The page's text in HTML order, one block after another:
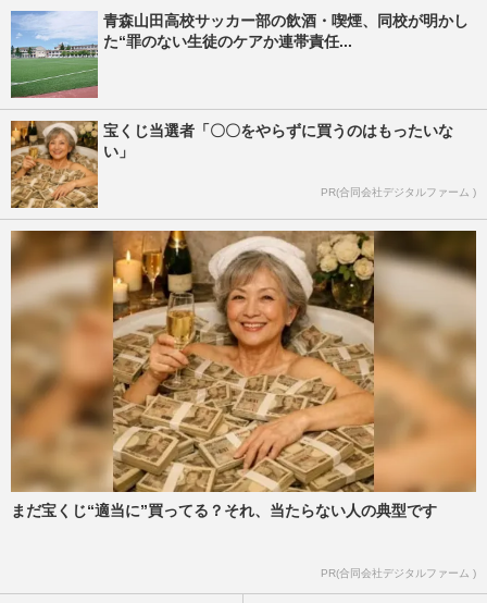
青森山田高校サッカー部の飲酒・喫煙、同校が明かし
た“罪のない生徒のケアか連帯責任...
宝くじ当選者「〇〇をやらずに買うのはもったいな
い」
PR(合同会社デジタルファーム )
まだ宝くじ“適当に”買ってる？それ、当たらない人の典型です
PR(合同会社デジタルファーム )